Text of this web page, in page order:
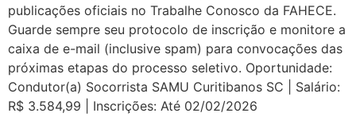
publicações oficiais no Trabalhe Conosco da FAHECE.
Guarde sempre seu protocolo de inscrição e monitore a
caixa de e-mail (inclusive spam) para convocações das
próximas etapas do processo seletivo. Oportunidade:
Condutor(a) Socorrista SAMU Curitibanos SC | Salário:
R$ 3.584,99 | Inscrições: Até 02/02/2026